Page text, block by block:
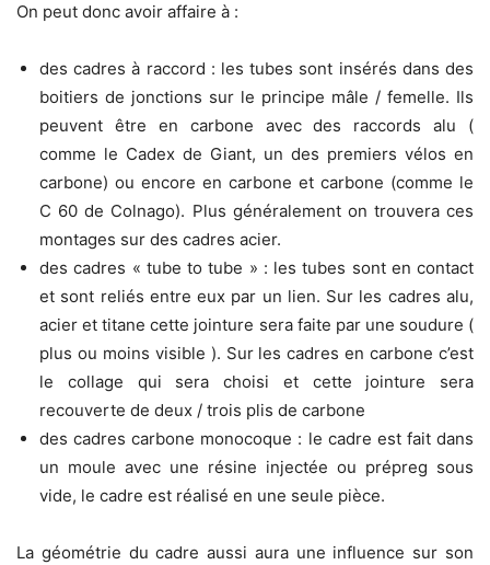
On peut donc avoir affaire à :
des cadres à raccord : les tubes sont insérés dans des
boitiers de jonctions sur le principe mâle / femelle. Ils
peuvent être en carbone avec des raccords alu (
comme le Cadex de Giant, un des premiers vélos en
carbone) ou encore en carbone et carbone (comme le
C 60 de Colnago). Plus généralement on trouvera ces
montages sur des cadres acier.
des cadres « tube to tube » : les tubes sont en contact
et sont reliés entre eux par un lien. Sur les cadres alu,
acier et titane cette jointure sera faite par une soudure (
plus ou moins visible ). Sur les cadres en carbone c’est
le collage qui sera choisi et cette jointure sera
recouverte de deux / trois plis de carbone
des cadres carbone monocoque : le cadre est fait dans
un moule avec une résine injectée ou prépreg sous
vide, le cadre est réalisé en une seule pièce.
La géométrie du cadre aussi aura une influence sur son